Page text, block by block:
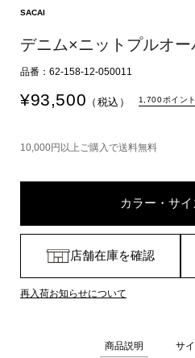
SACAI
デニム×ニットプルオー
品番：62-158-12-050011
¥93,500 （税込） 1,700ポイン
10,000円以上ご購入で送料無料
カラー・サ
店舗在庫を確認
再入荷お知らせについて
商品説明 サ